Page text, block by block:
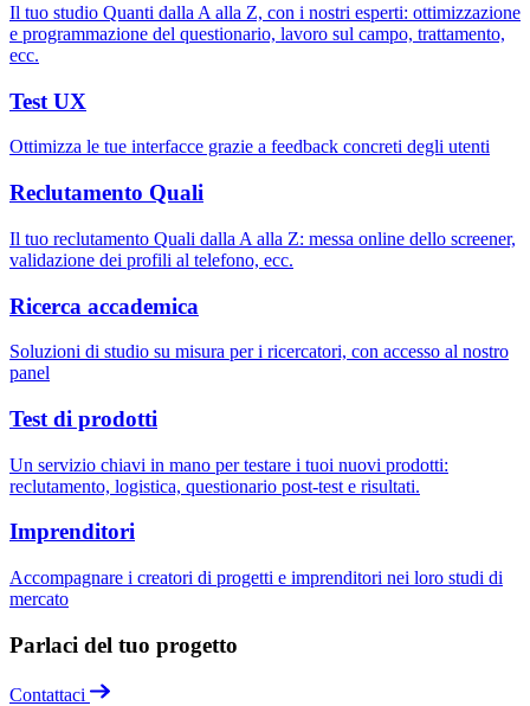
Il tuo studio Quanti dalla A alla Z, con i nostri esperti: ottimizzazione
e programmazione del questionario, lavoro sul campo, trattamento,
ecc.
Test UX
Ottimizza le tue interfacce grazie a feedback concreti degli utenti
Reclutamento Quali
Il tuo reclutamento Quali dalla A alla Z: messa online dello screener,
validazione dei profili al telefono, ecc.
Ricerca accademica
Soluzioni di studio su misura per i ricercatori, con accesso al nostro
panel
Test di prodotti
Un servizio chiavi in mano per testare i tuoi nuovi prodotti:
reclutamento, logistica, questionario post-test e risultati.
Imprenditori
Accompagnare i creatori di progetti e imprenditori nei loro studi di
mercato
Parlaci del tuo progetto
Contattaci